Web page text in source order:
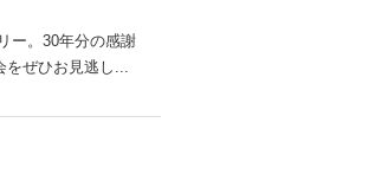
ー。30年分の感謝
をぜひお見逃し...